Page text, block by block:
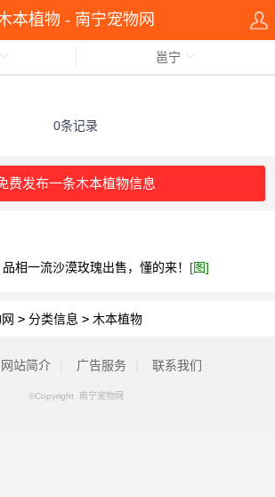
本植物 - 南宁宠物网
邕宁
0条记录
费发布一条木本植物信息
品相一流沙漠玫瑰出售，懂的来！ [图]
> 分类信息 > 木本植物
网站简介 广告服务 联系我们
©Copyright 南宁宠物网